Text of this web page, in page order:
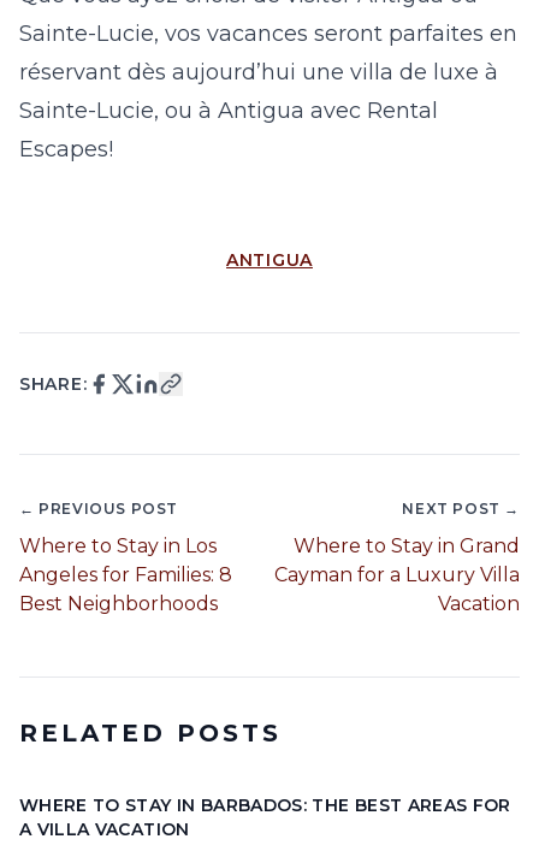
Sainte-Lucie, vos vacances seront parfaites en
réservant dès aujourd’hui une villa de luxe à
Sainte-Lucie, ou à Antigua avec Rental
Escapes!
ANTIGUA
SHARE:
← PREVIOUS POST
Where to Stay in Los
Angeles for Families: 8
Best Neighborhoods
NEXT POST →
Where to Stay in Grand
Cayman for a Luxury Villa
Vacation
RELATED POSTS
WHERE TO STAY IN BARBADOS: THE BEST AREAS FOR
A VILLA VACATION